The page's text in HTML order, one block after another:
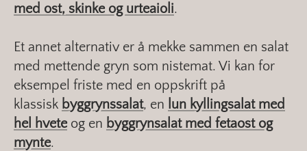
med ost, skinke og urteaioli.
Et annet alternativ er å mekke sammen en salat
med mettende gryn som nistemat. Vi kan for
eksempel friste med en oppskrift på
klassisk byggrynssalat, en lun kyllingsalat med
hel hveteog en byggrynsalat med fetaost og
mynte.